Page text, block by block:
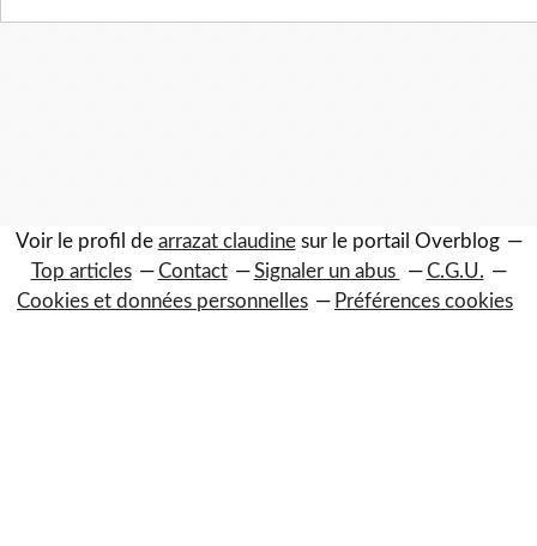
Voir le profil de arrazat claudinesur le portail Overblog
Top articles
Contact Signaler un abus
C.G.U.
Cookies et données personnelles
Préférences cookies